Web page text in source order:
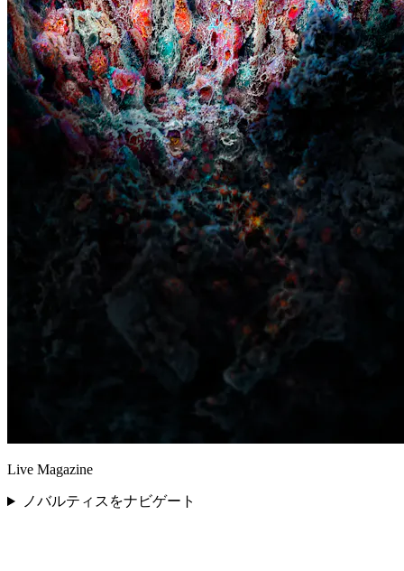
Live Magazine
ノバルティスをナビゲート